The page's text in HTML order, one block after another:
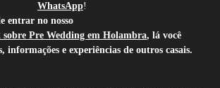
WhatsApp!
entrar no nosso
sobre Pre Wedding em Holambra, lá você
informações e experiências de outros casais.